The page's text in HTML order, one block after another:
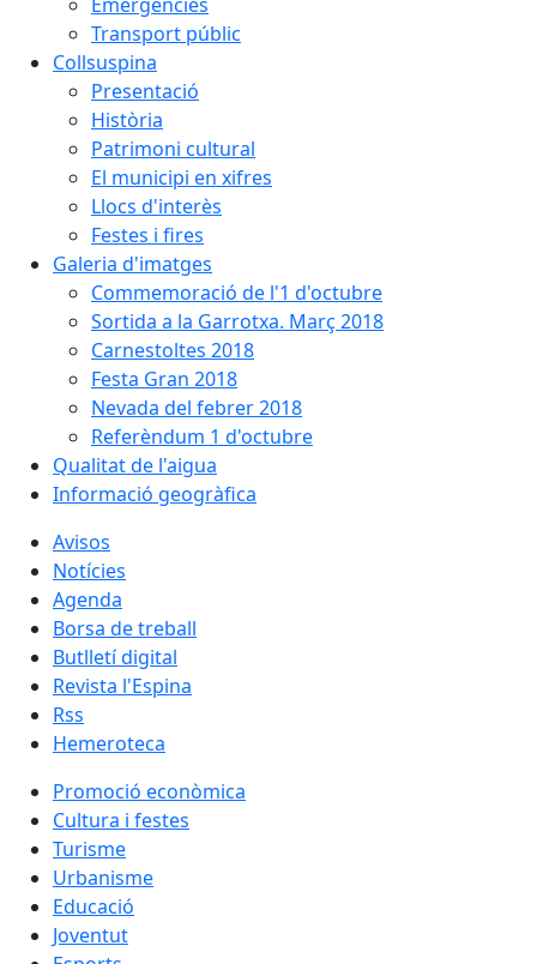
Transport públic
Collsuspina
Presentació
Història
Patrimoni cultural
El municipi en xifres
Llocs d'interès
Festes i fires
Galeria d'imatges
Commemoració de l'1 d'octubre
Sortida a la Garrotxa. Març 2018
Carnestoltes 2018
Festa Gran 2018
Nevada del febrer 2018
Referèndum 1 d'octubre
Qualitat de l'aigua
Informació geogràfica
Avisos
Notícies
Agenda
Borsa de treball
Butlletí digital
Revista l'Espina
Rss
Hemeroteca
Promoció econòmica
Cultura i festes
Turisme
Urbanisme
Educació
Joventut